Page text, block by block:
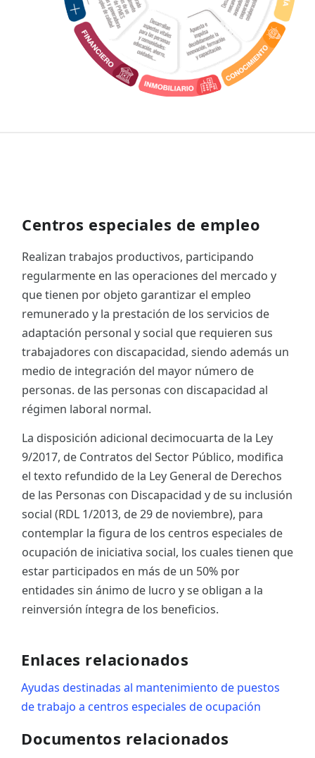
Centros especiales de empleo
Realizan trabajos productivos, participando
regularmente en las operaciones del mercado y
que tienen por objeto garantizar el empleo
remunerado y la prestación de los servicios de
adaptación personal y social que requieren sus
trabajadores con discapacidad, siendo además un
medio de integración del mayor número de
personas. de las personas con discapacidad al
régimen laboral normal.
La disposición adicional decimocuarta de la Ley
9/2017, de Contratos del Sector Público, modifica
el texto refundido de la Ley General de Derechos
de las Personas con Discapacidad y de su inclusión
social (RDL 1/2013, de 29 de noviembre), para
contemplar la figura de los centros especiales de
ocupación de iniciativa social, los cuales tienen que
estar participados en más de un 50% por
entidades sin ánimo de lucro y se obligan a la
reinversión íntegra de los beneficios.
Enlaces relacionados
Ayudas destinadas al mantenimiento de puestos
de trabajo a centros especiales de ocupación
Documentos relacionados